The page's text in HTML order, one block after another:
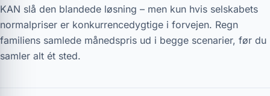
KAN slå den blandede løsning – men kun hvis selskabets
normalpriser er konkurrencedygtige i forvejen. Regn
familiens samlede månedspris ud i begge scenarier, før du
samler alt ét sted.